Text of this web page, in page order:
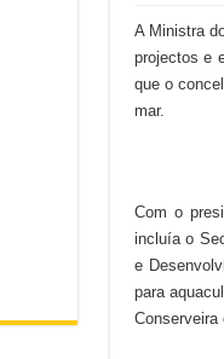
A Ministra
projectos e
que o
mar.
Com o
incluía o
e
para